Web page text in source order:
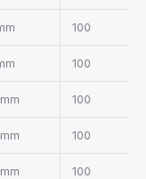
100
100
100
100
100